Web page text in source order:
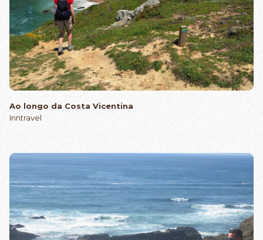
Ao longo da Costa Vicentina
Inntravel